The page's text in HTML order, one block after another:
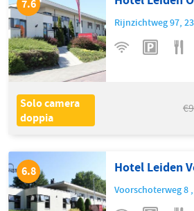
6.8 Hotel Leiden
Voorschoterweg 8
7.6
Rijnzichtweg 97,
Solo camera
doppia